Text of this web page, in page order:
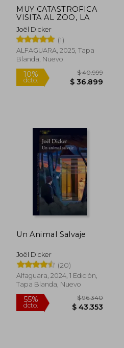
$ 52.649
MUY CATASTROFICA
VISITA AL ZOO, LA
Joël Dicker
(1)
ALFAGUARA, 2025, Tapa
Blanda, Nuevo
dcto.
Un Animal Salvaje
Joël Dicker
(20)
Alfaguara, 2024, 1 Edición,
Tapa Blanda, Nuevo